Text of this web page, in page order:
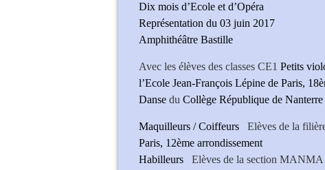
Dix mois d’Ecole et d’Opéra
Représentation du 03 juin 2017
Amphithéâtre Bastille
Avec les élèves des classes CE1 Petits
l’Ecole Jean-François Lépine de Paris,
Danse du Collège République de Nanterre
Maquilleurs / Coiffeurs Elèves de la
Paris, 12ème arrondissement
Habilleurs Elèves de la section MANMA